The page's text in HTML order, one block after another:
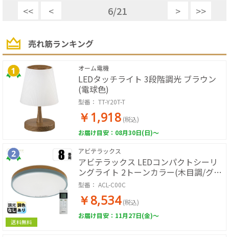
<< < 6/21 > >>
売れ筋ランキング
オーム電機
LEDタッチライト 3段階調光 ブラウン
(電球色)
型番： TT-Y20T-T
￥1,918 (税込)
お届け目安：08月30日(日)～
送料無料
アビテラックス
アビテラックス LEDコンパクトシーリ
ングライト 2トーンカラー(木目調/グレ
ー) 調光調色
型番： ACL-C00C
￥8,534 (税込)
お届け目安：11月27日(金)～